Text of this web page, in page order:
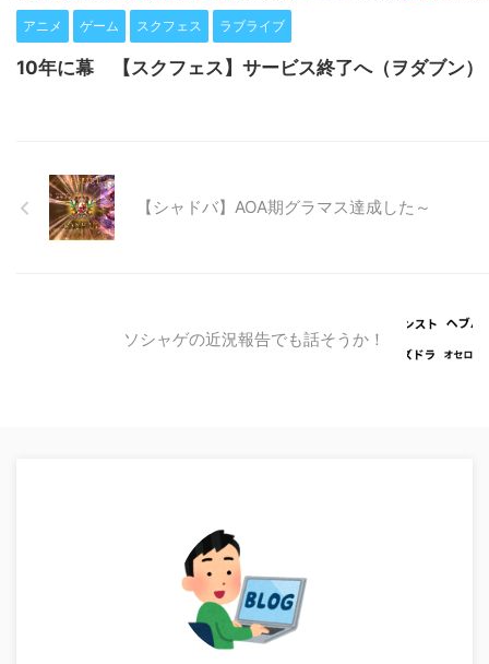
アニメ ゲーム スクフェス ラブライブ
10年に幕 【スクフェス】サービス終了へ（ヲダブン）
【シャドバ】AOA期グラマス達成した～
ソシャゲの近況報告でも話そうか！